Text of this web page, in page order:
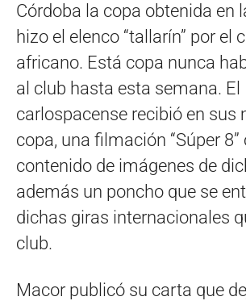
Córdoba la copa obtenida en
hizo el elenco “tallarín” por el
africano. Está copa nunca
al club hasta esta semana. El
carlospacense recibió en sus
copa, una filmación “Súper 8”
contenido de imágenes de
además un poncho que se
dichas giras internacionales
club.
Macor publicó su carta que